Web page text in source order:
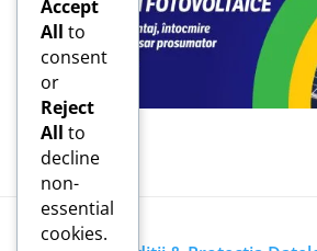
Accept
All to
consent
or
Reject
All to
decline
non-
essential
cookies.